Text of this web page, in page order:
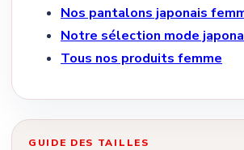
Nos pantalons japonais
Notre sélection mode
Tous nos produits femme
GUIDE DES TAILLES